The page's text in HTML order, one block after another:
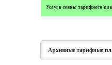
Услуга смены тарифного
Архивные тарифные